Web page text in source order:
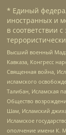
* Единый
иностранных и
в соответствии
Высший военный
Кавказа, Конгресс
Священная война,
исламского
Талибан, Исламская
Общество
Шам, Исламский
Исламское
ополчение имени К.